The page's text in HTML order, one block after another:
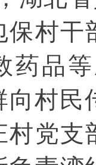
保村干
药品
向村民
村党支